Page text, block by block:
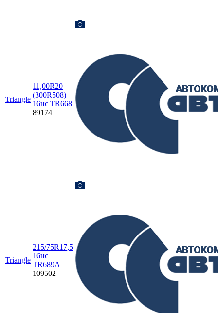
Triangle
11,00R20
(300R508)
16нс TR668
89174
Triangle
215/75R17,5
16нс
TR689A
109502